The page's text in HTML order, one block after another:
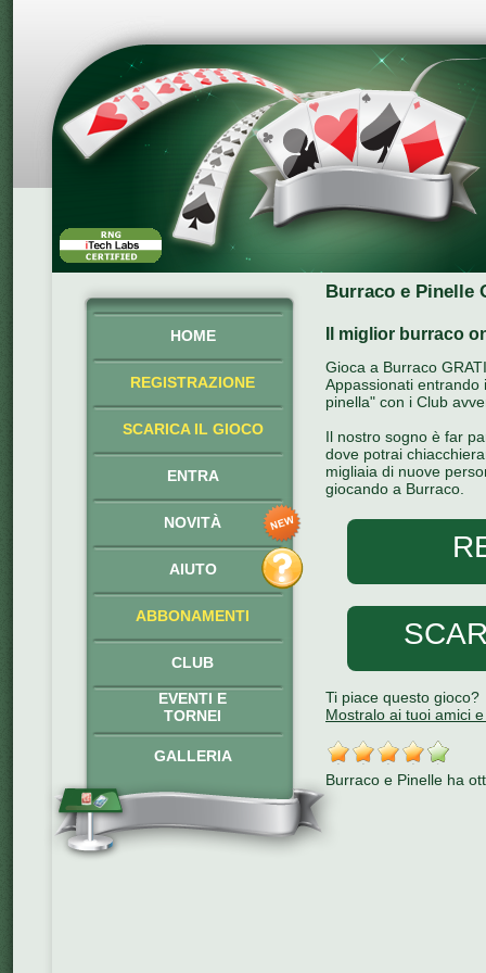
HOME
REGISTRAZIONE
SCARICA IL GIOCO
ENTRA
NOVITÀ
AIUTO
ABBONAMENTI
CLUB
EVENTI E
TORNEI
GALLERIA
Burraco e Pinelle
Il miglior burraco
Gioca a Burraco
Appassionati entrando
pinella" con i Club
Il nostro sogno è far
dove potrai
migliaia di nuove
giocando a Burraco.
Ti piace questo gioco?
Mostralo ai tuoi amici
Burraco e Pinelle ha